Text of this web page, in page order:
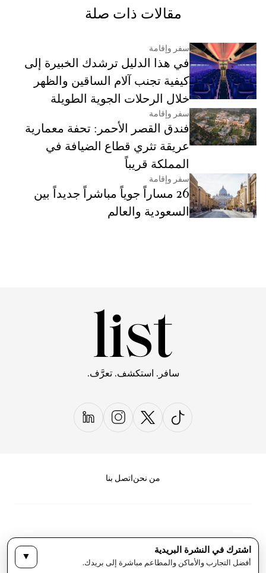
مقالات ذات صلة
سفر وإقامة
في هذا الدليل ترشدك الخبيرة إلى
كيفية تجنب آلام الساقين والظهر
خلال الرحلات الجوية الطويلة
سفر وإقامة
فندق القصر الأحمر: تحفة معمارية
عريقة تثري قطاع الضيافة في
المملكة قريباً
سفر وإقامة
26 مساراً جوياً مباشراً جديداً بين
السعودية والعالم
سافر. استكشف. تعرَّف.
من نحن اتصل بنا
سياسة الخصوصية
الأحكام والشروط
حقوق النشر لمجلة LIST كل الحقوق محفوظة
اشترك في النشرة البريدية
أفضل التجارب والأماكن والمطاعم مباشرة إلى بريدك.
▼